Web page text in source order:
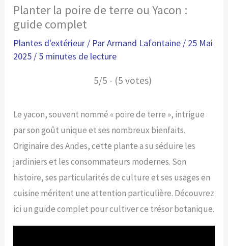
Planter la poire de terre ou Yacon :
guide complet
Plantes d'extérieur / ParArmand Lafontaine / 25 Mai
2025 / 5 minutes de lecture
5/5 - (5 votes)
Le yacon, souvent nommé « poire de terre », intrigue
par son goût unique et ses nombreux bienfaits.
Originaire des Andes, cette plante a su séduire les
jardiniers et les consommateurs modernes. Son
histoire, ses particularités de culture et ses usages en
cuisine méritent une attention particulière. Découvrez
ici un guide complet pour cultiver ce trésor botanique.